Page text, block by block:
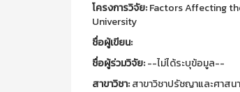
โครงการวิจัย:Factors Affecting
University
ชื่อผู้เขียน:
ชื่อผู้ร่วมวิจัย:--ไม่ได้ระบุข้อมูล--
สาขาวิชา:สาขาวิชาปรัชญาและศาสนา